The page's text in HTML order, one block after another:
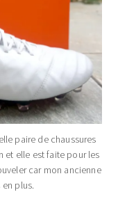
paire de chaussures
et elle est faite pour les
car mon ancienne
plus.